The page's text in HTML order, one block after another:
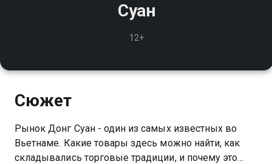
Суан
12+
Сюжет
Рынок Донг Суан - один из самых известных во
Вьетнаме. Какие товары здесь можно найти, как
складывались торговые традиции, и почему это